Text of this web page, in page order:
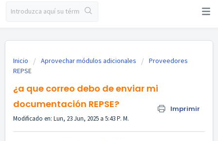
Inicio Aprovechar módulos adicionales
Proveedores
REPSE
¿a que correo debo de enviar mi
documentación REPSE?
Imprimir
Modificado en: Lun, 23 Jun, 2025 a 5:43 P. M.